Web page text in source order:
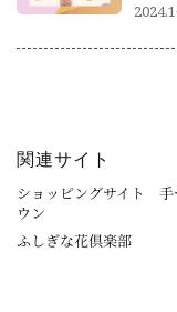
関連サイト
ショッピングサイト 手
ウン
ふしぎな花倶楽部